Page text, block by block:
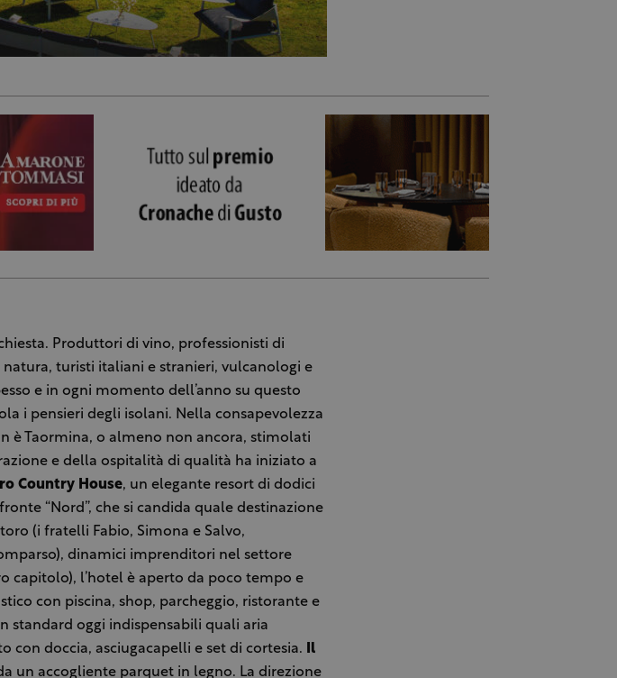
Produttori di vino, professionisti di
turisti italiani e stranieri, vulcanologi e
e in ogni momento dell’anno su questo
i pensieri degli isolani. Nella consapevolezza
è Taormina, o almeno non ancora, stimolati
e della ospitalità di qualità ha iniziato a
Country House, un elegante resort di dodici
“Nord”, che si candida quale destinazione
(i fratelli Fabio, Simona e Salvo,
dinamici imprenditori nel settore
capitolo), l’hotel è aperto da poco tempo e
con piscina, shop, parcheggio, ristorante e
standard oggi indispensabili quali aria
con doccia, asciugacapelli e set di cortesia. Il
un accogliente parquet in legno. La direzione